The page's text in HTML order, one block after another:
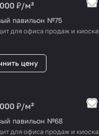
₽/м²
павильон №75
для офиса продаж и киоска
цену
₽/м²
павильон №68
для офиса продаж и киоска